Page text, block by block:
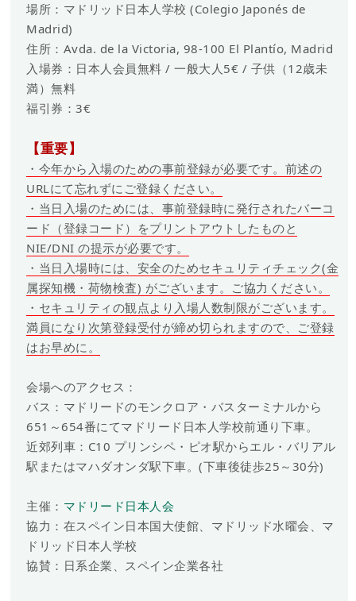
場所：マドリッド日本人学校 (Colegio Japonés de
Madrid)
住所：Avda. de la Victoria, 98-100 El Plantío, Madrid
入場券：日本人会員無料 / 一般大人5€ / 子供（12歳未
満）無料
福引券：3€
【重要】
・今年から入場のための事前登録が必要です。前述の
URLにて忘れずにご登録ください。
・当日入場のためには、事前登録時に発行されたバーコ
ード（登録コード）をプリントアウトしたものと
NIE/DNI の提示が必要です。
・当日入場時には、安全のためセキュリティチェック(金
属探知機・荷物検査) がございます。ご協力ください。
・セキュリティの観点より入場人数制限がございます。
満員になり次第登録受付が締め切られますので、ご登録
はお早めに。
会場へのアクセス：
バス：マドリードのモンクロア・バスターミナルから
651～654番にてマドリード日本人学校前通り下車。
近郊列車：C10 プリンシペ・ピオ駅からエル・バリアル
駅またはマハダオンダ駅下車。(下車後徒歩25～30分)
主催： マドリード日本人会
協力：在スペイン日本国大使館、マドリッド水曜会、マ
ドリッド日本人学校
協賛：日系企業、スペイン企業各社